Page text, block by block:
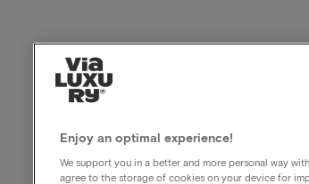
Enjoy an optimal experience!
We support you in a better and more personal way
agree to the storage of cookies on your device for